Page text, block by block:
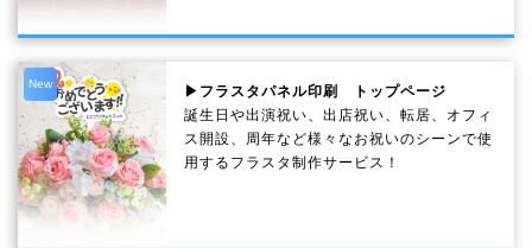
New
▶フラスタパネル印刷 トップページ
誕生日や出演祝い、出店祝い、転居、オフィ
ス開設、周年など様々なお祝いのシーンで使
用するフラスタ制作サービス！